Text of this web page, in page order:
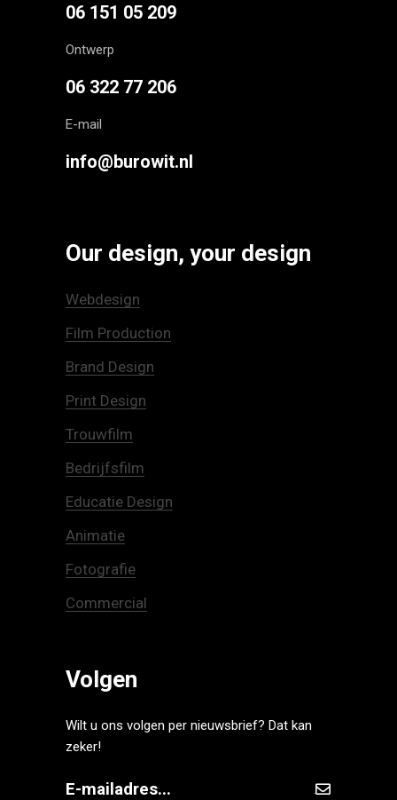
06 151 05 209
Ontwerp
06 322 77 206
E-mail
info@burowit.nl
Our design, your design
Webdesign
Film Production
Brand Design
Print Design
Trouwfilm
Bedrijfsfilm
Educatie Design
Animatie
Fotografie
Commercial
Volgen
Wilt u ons volgen per nieuwsbrief? Dat kan
zeker!